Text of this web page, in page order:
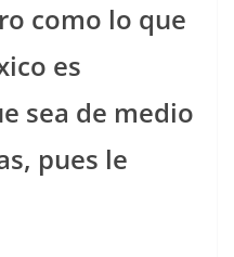
como lo que
es
sea de medio
pues le